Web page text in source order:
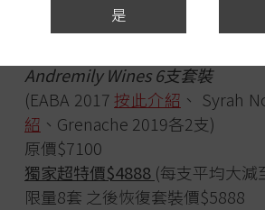
是
原價$1250 特價$1100
Andremily Wines 6支套裝
(EABA 2017按此介紹 、 Syrah
紹 、Grenache 2019各2支)
原價$7100
獨家超特價$4888 (每支平均大減
限量8套 之後恢復套裝價$5888